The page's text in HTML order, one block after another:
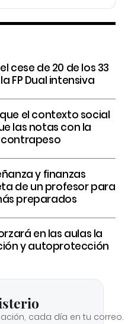
cese de 20 de los 33
FP Dual intensiva
el contexto social
las notas con la
y finanzas
de un profesor para
preparados
en las aulas la
y autoprotección
cada día en tu correo.